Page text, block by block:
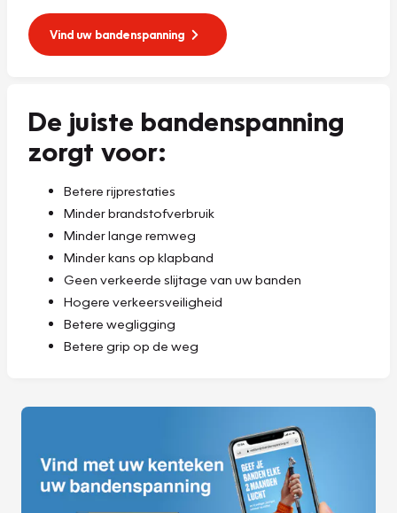
Vind uw bandenspanning
De juiste bandenspanning
zorgt voor:
Betere rijprestaties
Minder brandstofverbruik
Minder lange remweg
Minder kans op klapband
Geen verkeerde slijtage van uw banden
Hogere verkeersveiligheid
Betere wegligging
Betere grip op de weg